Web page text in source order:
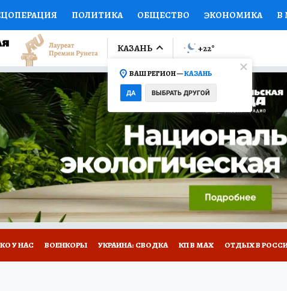
ПОЛИТИКА ОБЩЕСТВО ЭКОНОМИКА В
СПОРТ КОЛУМНИСТЫ ПРОИСШЕСТВИЯ
ФИНАНСЫ ОТКРЫВАЕМ МИР Я ЗНАЮ СЕМЬЯ
НА СПОРТ ПРОМОКОДЫ СЕРИАЛЫ
ТЕЛЕВИЗОР КОЛЛЕКЦИИ КОНКУРСЫ
ТЕСТЫ НОВОЕ НА САЙТЕ
КАЗАНЬ
ВАШ РЕГИОН —КАЗАНЬ
ДА ВЫБРАТЬ ДРУГОЙ
+22°
У НАС ВОЕНКОРЫ УКРАИНА: СВОДКА КП В МАХ ОТДЫХ В